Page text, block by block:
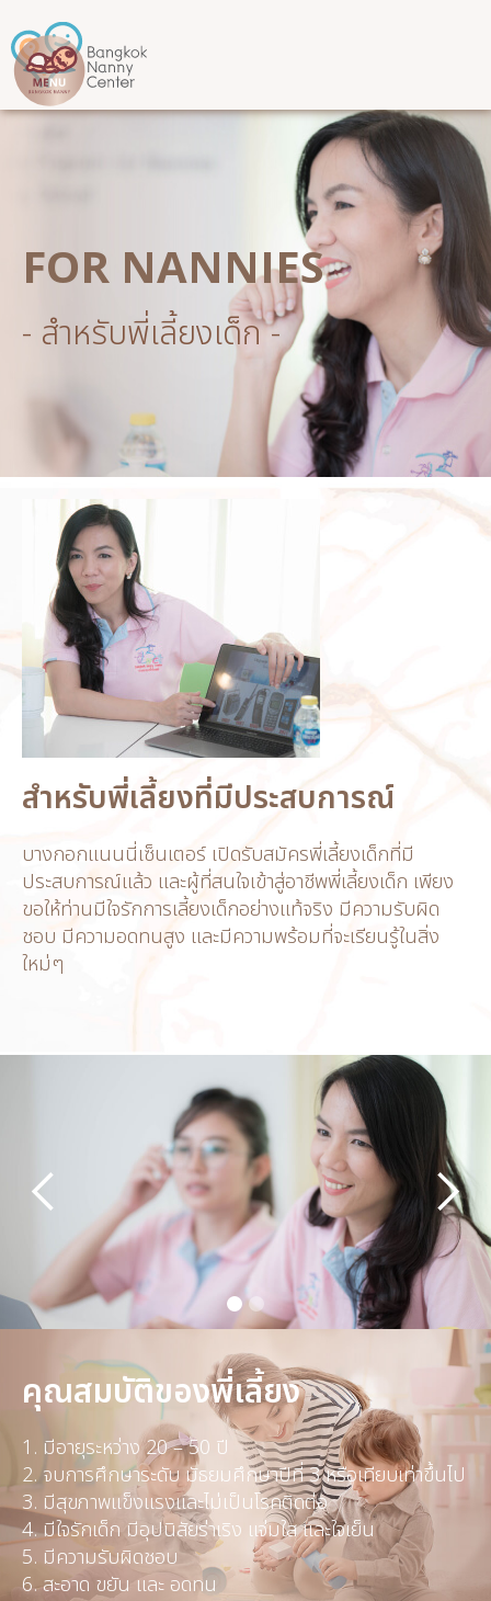
FOR NANNIES
- สำหรับพี่เลี้ยงเด็ก -
สำหรับพี่เลี้ยงที่มีประสบการณ์
บางกอกแนนนี่เซ็นเตอร์ เปิดรับสมัครพี่เลี้ยงเด็กที่มี
ประสบการณ์แล้ว และผู้ที่สนใจเข้าสู่อาชีพพี่เลี้ยงเด็ก เพียง
ขอให้ท่านมีใจรักการเลี้ยงเด็กอย่างแท้จริง มีความรับผิด
ชอบ มีความอดทนสูง และมีความพร้อมที่จะเรียนรู้ในสิ่ง
ใหม่ๆ​​
คุณสมบัติของพี่เลี้ยง
1. มีอายุระหว่าง 20 – 50 ปี
​2. จบการศึกษาระดับ มัธยมศึกษาปีที่ 3 หรือเทียบเท่าขึ้นไป
​3. มีสุขภาพแข็งแรงและไม่เป็นโรคติดต่อ​
4. มีใจรักเด็ก มีอุปนิสัยร่าเริง แจ่มใส และใจเย็น​
5. มีความรับผิดชอบ
6. สะอาด ขยัน และ อดทน